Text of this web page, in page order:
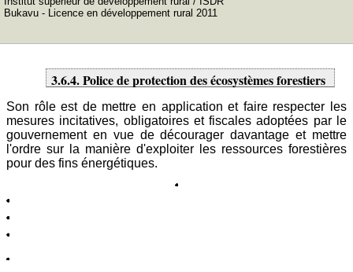
Bukavu - Licence en développement rural 2011
3.6.4. Police de protection des écosystèmes forestiers
Son rôle est de mettre en application et faire respecter les
mesures incitatives, obligatoires et fiscales adoptées par le
gouvernement en vue de décourager davantage et mettre
l'ordre sur la manière d'exploiter les ressources forestières
pour des fins énergétiques.